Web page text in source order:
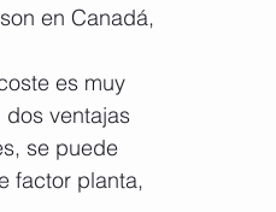
en Canadá,
es muy
ventajas
se puede
factor planta,